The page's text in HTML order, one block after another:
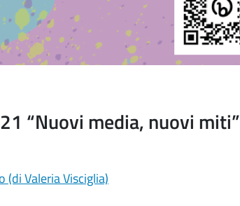
“Nuovi media, nuovi miti”
(di Valeria Visciglia)